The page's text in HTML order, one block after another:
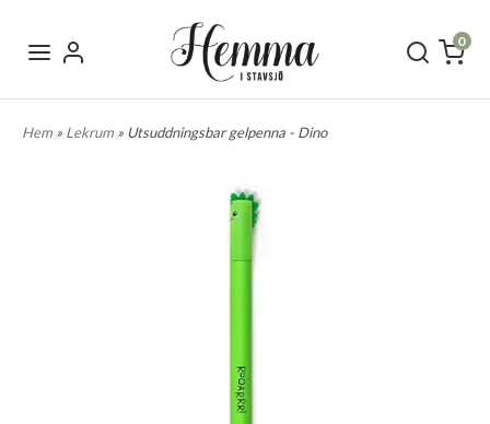
0
Hem » Lekrum » Utsuddningsbar gelpenna - Dino